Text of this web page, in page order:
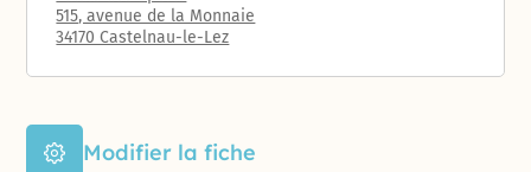
515, avenue de la Monnaie
34170 Castelnau-le-Lez
Modifier la fiche